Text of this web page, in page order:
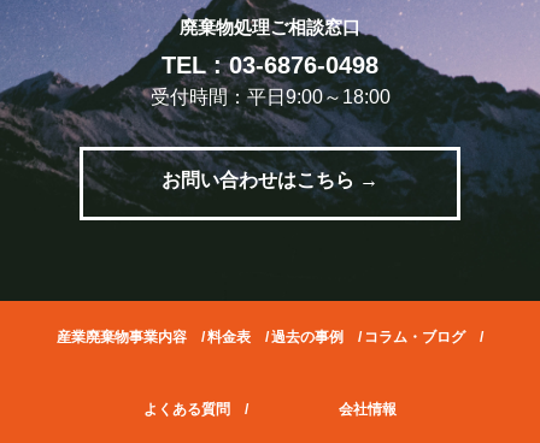
廃棄物処理ご相談窓口
TEL : 03-6876-0498
受付時間：平日9:00～18:00
お問い合わせはこちら →
産業廃棄物事業内容/料金表/過去の事例 / コラム・ブログ/
よくある質問 / 会社情報